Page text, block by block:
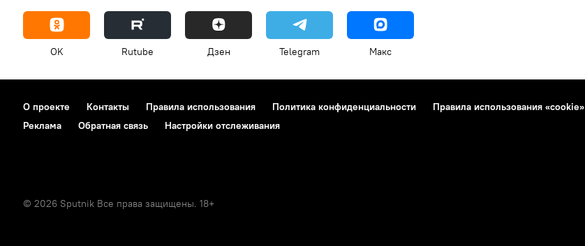
OK Rutube Дзен Telegram Макс
О проекте Контакты Правила использования Политика конфиденциальности Правила использования «cookie»
Реклама
Обратная связь Настройки отслеживания
© 2026 Sputnik Все права защищены. 18+